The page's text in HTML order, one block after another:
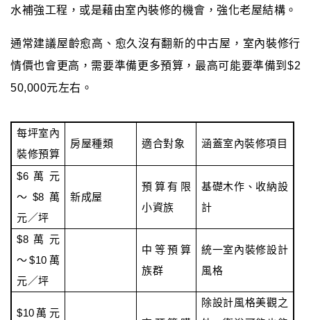
水補強工程，或是藉由室內裝修的機會，強化老屋結構。
通常建議屋齡愈高、愈久沒有翻新的中古屋，室內裝修行
情價也會更高，需要準備更多預算，最高可能要準備到$2
50,000元左右。
每坪室內
裝修預算
房屋種類 適合對象 涵蓋室內裝修項目
$6萬元
～$8萬
元／坪
新成屋
預算有限
小資族
基礎木作、收納設
計
$8萬元
～$10萬
元／坪
中等預算
族群
統一室內裝修設計
風格
$10萬元
除設計風格美觀之